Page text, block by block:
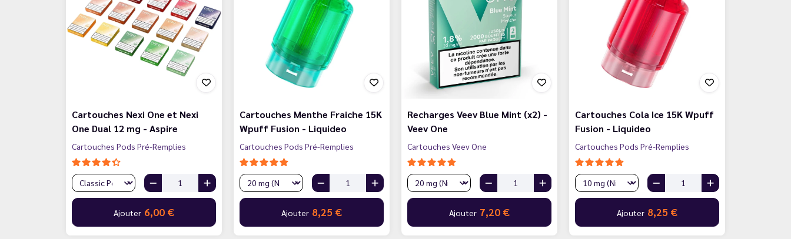
Cartouches Nexi One et Nexi
One Dual 12 mg - Aspire
Cartouches Pods Pré-Remplies
Ajouter 6,00 €
Cartouches Menthe Fraiche 15K
Wpuff Fusion - Liquideo
Cartouches Pods Pré-Remplies
Ajouter 8,25 €
Recharges Veev Blue Mint (x2) -
Veev One
Cartouches Veev One
Ajouter 7,20 €
Cartouches Cola Ice 15K Wpuff
Fusion - Liquideo
Cartouches Pods Pré-Remplies
Ajouter 8,25 €